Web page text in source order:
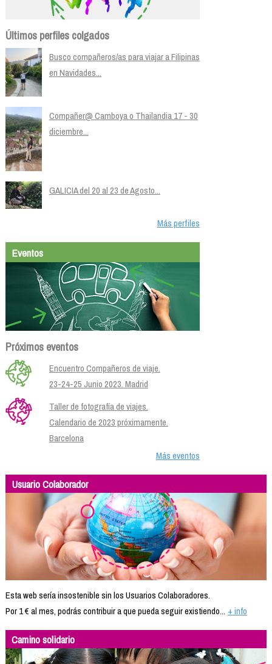
Últimos perfiles colgados
Busco compañeros/as para viajar a Filipinas
en Navidades...
Compañer@ Camboya o Thailandia 17 - 30
diciembre...
GALICIA del 20 al 23 de Agosto...
Más perfiles
Eventos
Próximos eventos
Encuentro Compañeros de viaje.
23-24-25 Junio 2023. Madrid
Taller de fotografía de viajes.
Calendario de 2023 próximamente.
Barcelona
Más eventos
Usuario Colaborador
Esta web sería insostenible sin los Usuarios Colaboradores.
Por 1 € al mes, podrás contribuir a que pueda seguir existiendo... + info
Camino solidario